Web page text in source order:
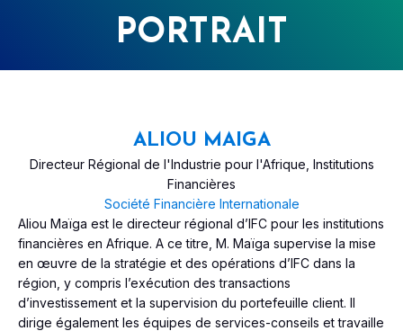
PORTRAIT
ALIOU MAIGA
Directeur Régional de l'Industrie pour l'Afrique, Institutions
Financières
Société Financière Internationale
Aliou Maïga est le directeur régional d’IFC pour les institutions
financières en Afrique. A ce titre, M. Maïga supervise la mise
en œuvre de la stratégie et des opérations d’IFC dans la
région, y compris l’exécution des transactions
d’investissement et la supervision du portefeuille client. Il
dirige également les équipes de services-conseils et travaille